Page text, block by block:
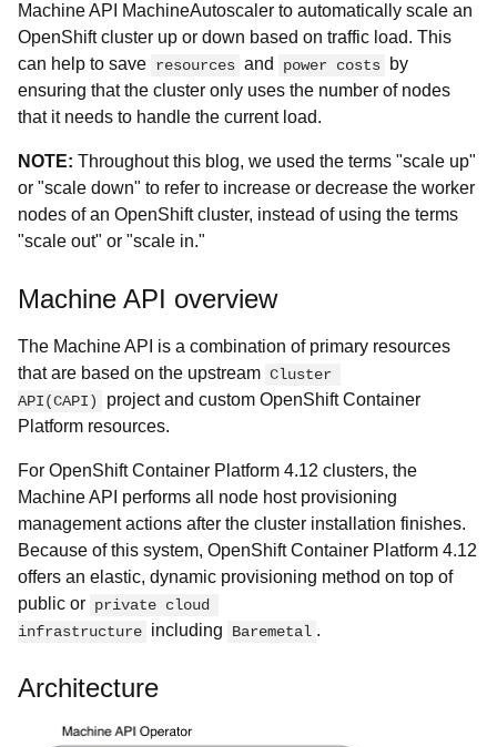
Machine API MachineAutoscaler to automatically scale an
OpenShift cluster up or down based on traffic load. This
can help to save resources and power costs
by
ensuring that the cluster only uses the number of nodes
that it needs to handle the current load.
NOTE: Throughout this blog, we used the terms "scale up"
or "scale down" to refer to increase or decrease the worker
nodes of an OpenShift cluster, instead of using the terms
"scale out" or "scale in."
Machine API overview
The Machine API is a combination of primary resources
that are based on the upstream Cluster
API(CAPI)
project and custom OpenShift Container
Platform resources.
For OpenShift Container Platform 4.12 clusters, the
Machine API performs all node host provisioning
management actions after the cluster installation finishes.
Because of this system, OpenShift Container Platform 4.12
offers an elastic, dynamic provisioning method on top of
public or private cloud
infrastructure including Baremetal .
Architecture